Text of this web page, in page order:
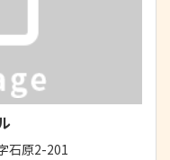
石原2-201